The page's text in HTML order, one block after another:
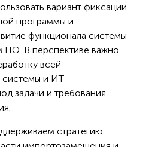
вариант фиксации
программы и
функционала системы
ПО. В перспективе важно
всей
и ИТ-
задачи и требования
стратегию